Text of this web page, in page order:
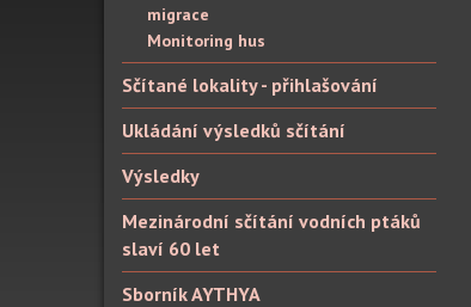
migrace
Monitoring hus
Sčítané lokality - přihlašování
Ukládání výsledků sčítání
Výsledky
Mezinárodní sčítání vodních ptáků
slaví 60 let
Sborník AYTHYA